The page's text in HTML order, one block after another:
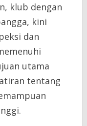
klub dengan
kini
dan
utama
tentang